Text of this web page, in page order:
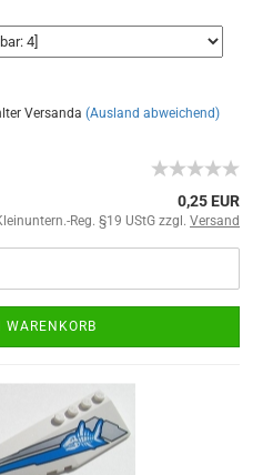
Versanda (Ausland abweichend)
0,25 EUR
Reg. §19 UStG zzgl. Versand
WARENKORB